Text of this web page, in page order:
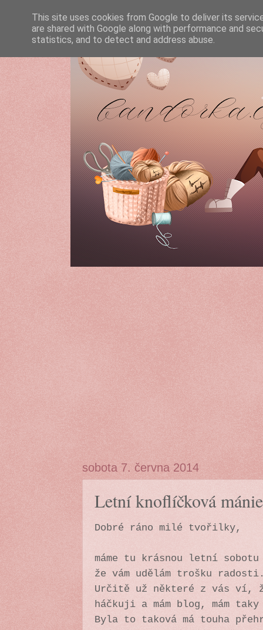
sobota 7. června 2014
Letní knoflíčková mánie
Dobré ráno milé tvořilky,
máme tu krásnou letní
že vám udělám trošku
Určitě už některé z vás ví,
háčkuji a mám blog, mám
Byla to taková má touha
This site uses cookies from Google to deliver its
are shared with Google along with performance and
statistics, and to detect and address abuse.